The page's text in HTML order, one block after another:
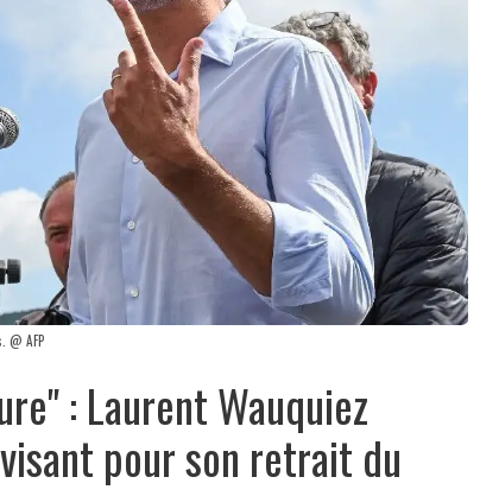
@ AFP
: Laurent Wauquiez
pour son retrait du